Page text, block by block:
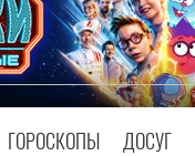
ГОРОСКОПЫ ДОСУГ